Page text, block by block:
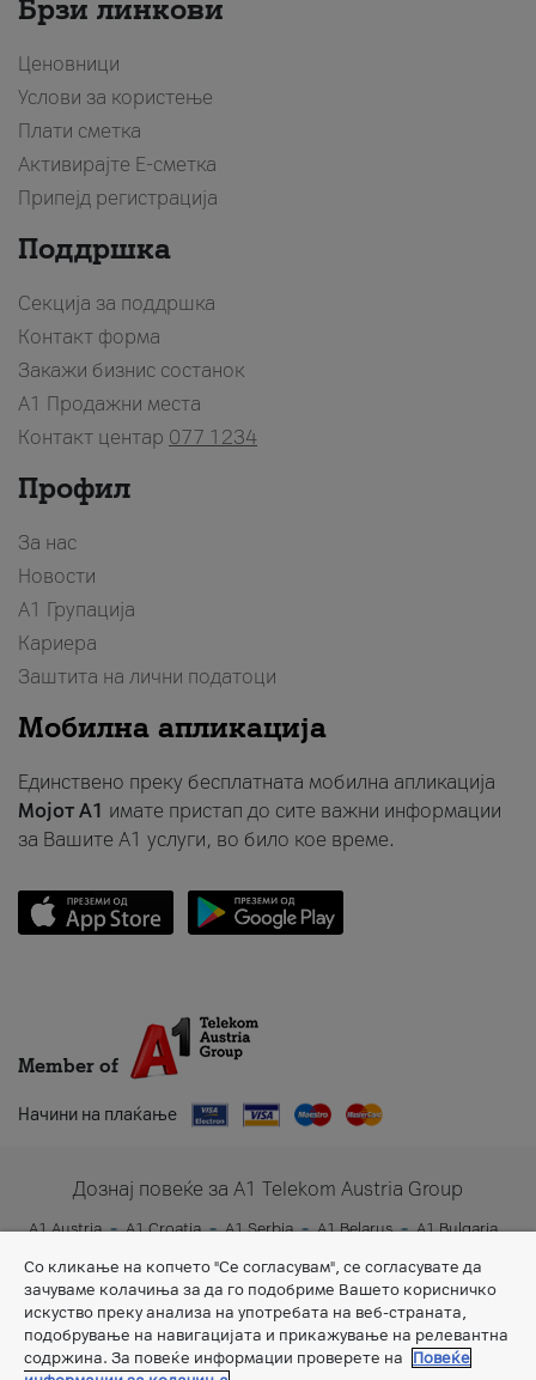
Брзи линкови
Ценовници
Услови за користење
Плати сметка
Активирајте Е-сметка
Припејд регистрација
Поддршка
Секција за поддршка
Контакт форма
Закажи бизнис состанок
A1 Продажни места
Контакт центар 077 1234
Профил
За нас
Новости
А1 Групација
Кариера
Заштита на лични податоци
Мобилна апликација
Единствено преку бесплатната мобилна апликација
Мојот A1 имате пристап до сите важни информации
за Вашите A1 услуги, во било кое време.
Member of
Начини на плаќање
Дознај повеќе за A1 Telekom Austria Group
A1 Austria A1 Croatia A1 Serbia A1 Belarus
A1 Bulgaria
Со кликање на копчето "Се согласувам", се согласувате да
зачуваме колачиња за да го подобриме Вашето корисничко
искуство преку анализа на употребата на веб-страната,
подобрување на навигацијата и прикажување на релевантна
содржина. За повеќе информации проверете на
Повеќе